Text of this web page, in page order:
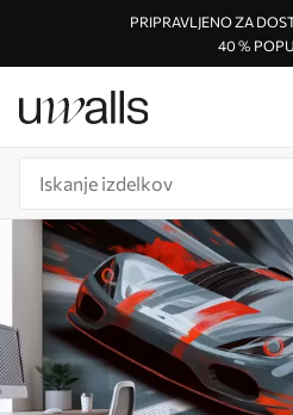
PRIPRAVLJENO ZA
40 %